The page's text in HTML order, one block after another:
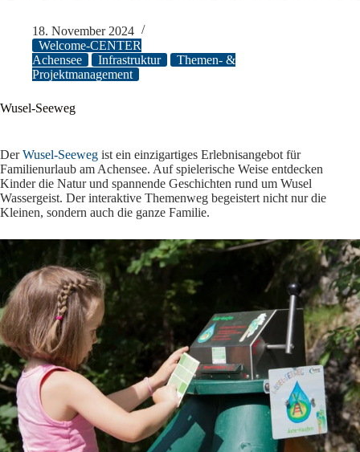
18. November 2024
Welcome-CENTER
Achensee
Infrastruktur
Themen- &
Projektmanagement
Wusel-Seeweg
DerWusel-Seeweg ist ein einzigartiges Erlebnisangebot für
Familienurlaub am Achensee. Auf spielerische Weise entdecken
Kinder die Natur und spannende Geschichten rund um Wusel
Wassergeist. Der interaktive Themenweg begeistert nicht nur die
Kleinen, sondern auch die ganze Familie.